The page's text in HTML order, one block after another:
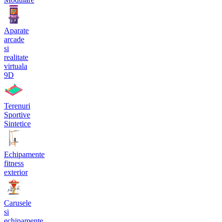
Aparate
arcade
si
realitate
virtuala
9D
Terenuri
Sportive
Sintetice
Echipamente
fitness
exterior
Carusele
si